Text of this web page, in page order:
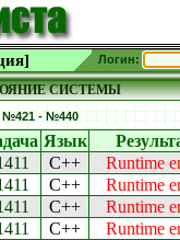
Логин:
СИСТЕМЫ
№421 - №440
Язык
C++
Runtime
C++
Runtime
C++
Runtime
C++
Runtime